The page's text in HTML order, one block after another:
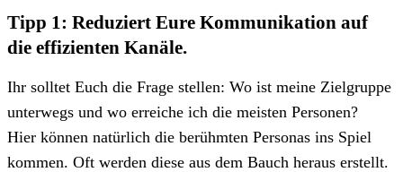
Tipp 1: Reduziert Eure Kommunikation auf
die effizienten Kanäle.
Ihr solltet Euch die Frage stellen: Wo ist meine Zielgruppe
unterwegs und wo erreiche ich die meisten Personen?
Hier können natürlich die berühmten Personas ins Spiel
kommen. Oft werden diese aus dem Bauch heraus erstellt.